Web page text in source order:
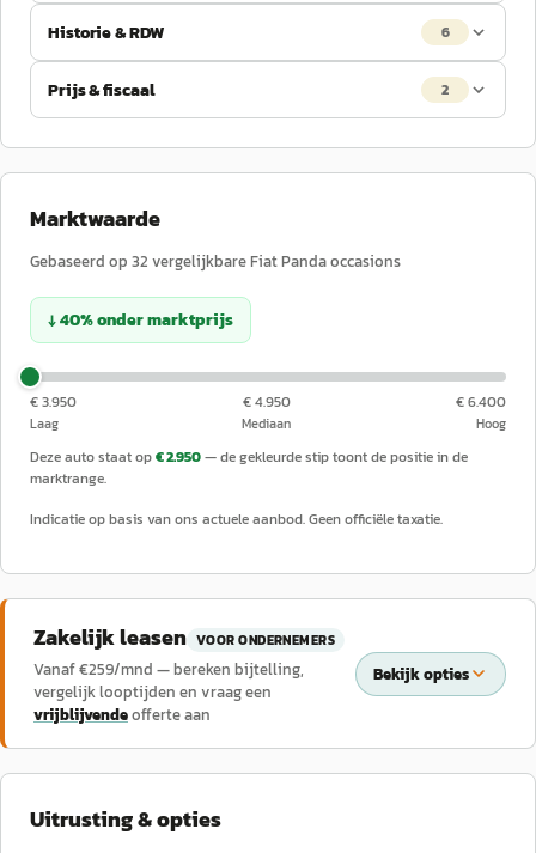
Historie & RDW 6
Prijs & fiscaal 2
Marktwaarde
Gebaseerd op 32 vergelijkbareFiatPandaoccasions
↓40%ondermarktprijs
€ 3.950
Laag
€ 4.950
Mediaan
€ 6.400
Hoog
Deze auto staat op€ 2.950— de gekleurde stip toont de positie in de
marktrange.
Indicatie op basis van ons actuele aanbod. Geen officiële taxatie.
Zakelijk leasen VOOR ONDERNEMERS
Vanaf €259/mnd — bereken bijtelling,
vergelijk looptijden en vraag een
vrijblijvendeofferte aan
Bekijk opties
Uitrusting & opties